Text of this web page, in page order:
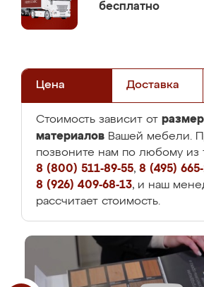
бесплатно
Цена Доставка
Стоимость зависит от
материалов Вашей мебели.
позвоните нам по любому из
8 (800) 511-89-55, 8 (495)
8 (926) 409-68-13, и наш
рассчитает стоимость.